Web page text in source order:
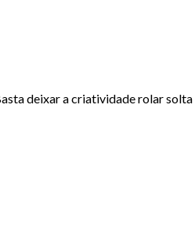
deixar a criatividade rolar